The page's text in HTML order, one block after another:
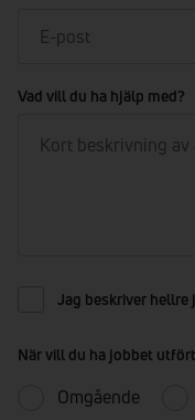
Vad vill du ha hjälp med?
Jag beskriver
När vill du ha jobbet
Omgående